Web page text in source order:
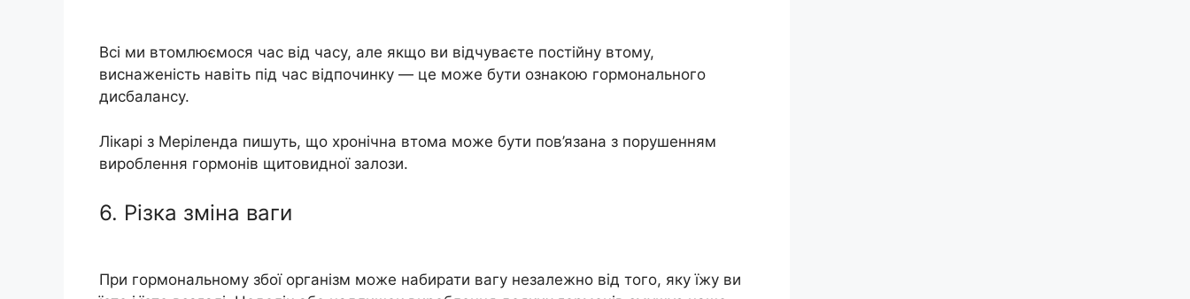
Всі ми втомлюємося час від часу, але якщо ви відчуваєте постійну втому,
виснаженість навіть під час відпочинку — це може бути ознакою гормонального
дисбалансу.
Лікарі з Меріленда пишуть, що хронічна втома може бути пов’язана з порушенням
вироблення гормонів щитовидної залози.
6. Різка зміна ваги
При гормональному збої організм може набирати вагу незалежно від того, яку їжу ви